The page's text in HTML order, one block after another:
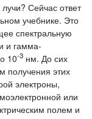
Сейчас ответ
учебнике. Это
спектральную
и гамма-
10-3 нм. До сих
получения этих
электроны,
или
полем и